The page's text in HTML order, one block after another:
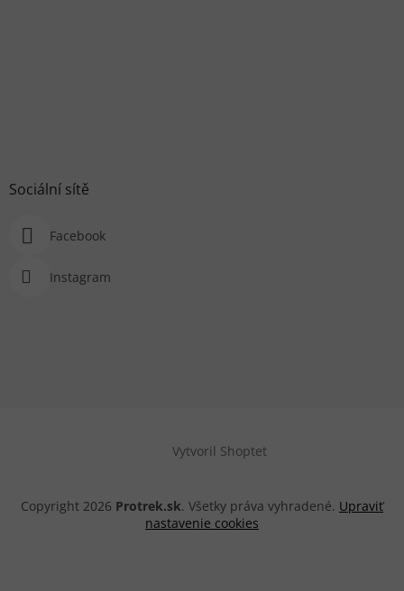
Sociální sítě
Facebook
Instagram
Vytvoril Shoptet
Copyright 2026 Protrek.sk. Všetky práva vyhradené. Upraviť
nastavenie cookies